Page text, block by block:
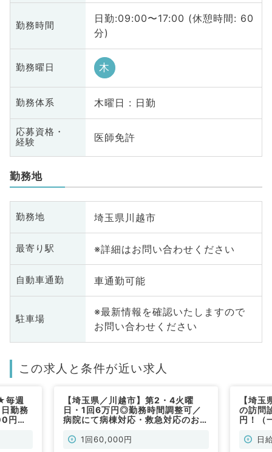
勤務時間
日勤:09:00〜17:00 (休憩時間: 60
分)
勤務曜日 木
勤務体系 木曜日 : 日勤
応募資格・
経験
医師免許
勤務地
勤務地 埼玉県川越市
最寄り駅 ※詳細はお問い合わせください
自動車通勤 車通勤可能
駐車場
※最新情報を確認いたしますので
お問い合わせください
この求人と条件が近い求人
毎週
勤務
円★
【埼玉県／川越市】第2・4火曜
日・1回6万円◎勤務時間調整可／
病院にて病棟対応・救急対応のお仕
1回60,000円
【埼
の訪問
円！（
日